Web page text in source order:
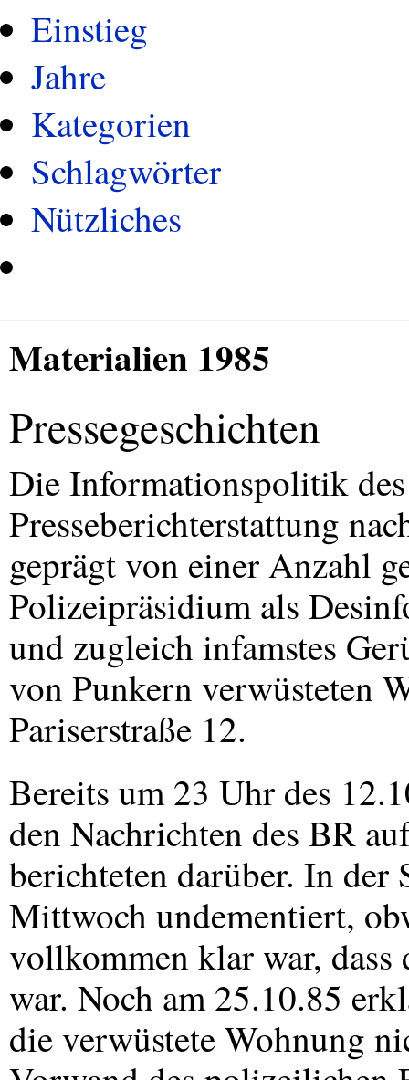
Einstieg
Jahre
Kategorien
Schlagwörter
Nützliches
Materialien 1985
Pressegeschichten
Die Informationspolitik
Presseberichterstattung
geprägt von einer Anzahl
Polizeipräsidium als
und zugleich infamstes
von Punkern verwüsteten
Pariserstraße 12.
Bereits um 23 Uhr des
den Nachrichten des BR
berichteten darüber. In
Mittwoch undementiert,
vollkommen klar war, dass
war. Noch am 25.10.85
die verwüstete Wohnung